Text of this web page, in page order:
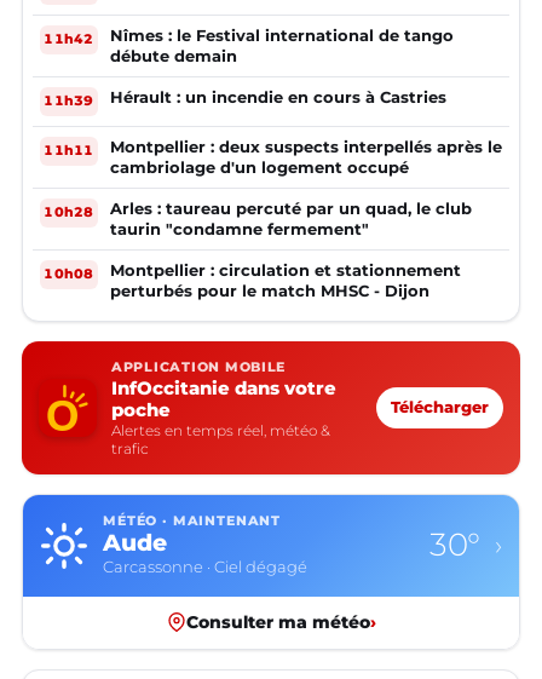
11h42
Nîmes : le Festival international de tango
débute demain
11h39 Hérault : un incendie en cours à Castries
11h11
Montpellier : deux suspects interpellés après le
cambriolage d'un logement occupé
10h28
Arles : taureau percuté par un quad, le club
taurin "condamne fermement"
10h08
Montpellier : circulation et stationnement
perturbés pour le match MHSC - Dijon
APPLICATION MOBILE
InfOccitanie dans votre
poche
Alertes en temps réel, météo &
trafic
Télécharger
MÉTÉO · MAINTENANT
Aude
Carcassonne · Ciel dégagé
30° ›
Consulter ma météo›